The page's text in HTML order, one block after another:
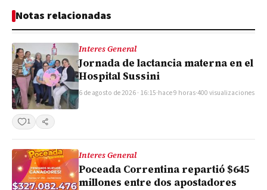
Notas relacionadas
Interes General
Jornada de lactancia materna en el
Hospital Sussini
6 de agosto de 2026 · 16:15·hace 9 horas·400 visualizaciones
1 Compartir
Interes General
Poceada Correntina repartió $645
millones entre dos apostadores